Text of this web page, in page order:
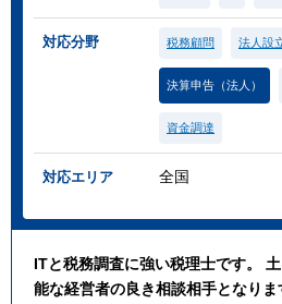
対応分野 税務顧問 法人設
決算申告（法人）
資金調達
対応エリア 全国
ITと税務調査に強い税理士です。
能な経営者の良き相談相手となり